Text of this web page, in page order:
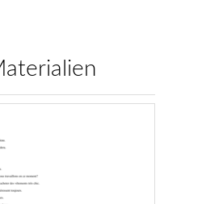
zum Äußersten treiben
~ etw./jmd. infrage stellen, beschuldigen